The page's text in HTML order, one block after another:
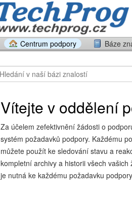
Centrum podpory Báze
Vítejte v oddělení
Za účelem zefektivnění žádosti o
systém požadavků podpory. Každému
můžete použít ke sledování stavu a
kompletní archivy a historii všech
je nutná ke každému požadavku